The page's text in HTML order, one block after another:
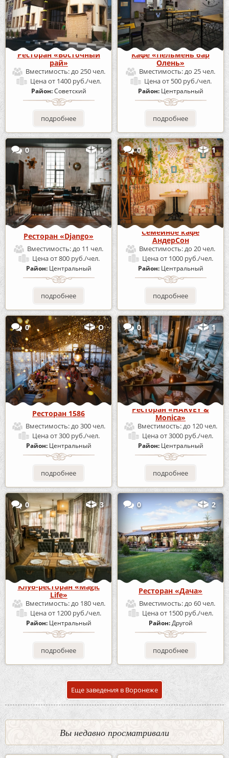
Ресторан «Восточный
рай»
Вместимость:до 250 чел.
Ценаот 1400 руб./чел.
Район:Советский
подробнее
Кафе «Пельмень бар
Олень»
Вместимость:до 25 чел.
Ценаот 500 руб./чел.
Район: Центральный
подробнее
0 1
Ресторан «Django»
Вместимость:до 11 чел.
Ценаот 800 руб./чел.
Район: Центральный
подробнее
0 1
Семейное кафе
АндерСон
Вместимость:до 20 чел.
Ценаот 1000 руб./чел.
Район: Центральный
подробнее
0 О
Ресторан 1586
Вместимость:до 300 чел.
Ценаот 300 руб./чел.
Район: Центральный
подробнее
0 1
Ресторан «HARVEY &
Monica»
Вместимость:до 120 чел.
Ценаот 3000 руб./чел.
Район: Центральный
подробнее
0 3
Клуб-ресторан «Magic
Life»
Вместимость:до 180 чел.
Ценаот 1200 руб./чел.
Район: Центральный
подробнее
0 2
Ресторан «Дача»
Вместимость:до 60 чел.
Ценаот 1500 руб./чел.
Район:Другой
подробнее
Еще заведения в Воронеже
Вы недавно просматривали